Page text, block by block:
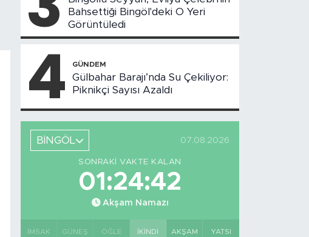
Bahsettiği Bingöl'deki O Yeri
Görüntüledi
4 GÜNDEM
Gülbahar Barajı’nda Su Çekiliyor:
Piknikçi Sayısı Azaldı
BİNGÖL 07.08.2026
SONRAKI VAKTE KALAN
01:24:41
Akşam Namazı
İMSAK GÜNEŞ ÖĞLE İKINDI AKŞAM YATSI